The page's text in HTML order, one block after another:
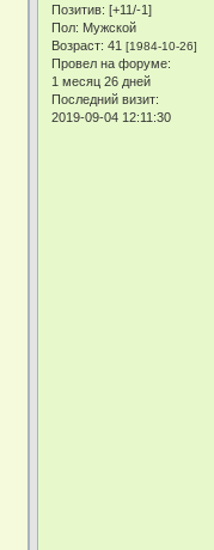
Позитив: [+11/-1]
Пол: Мужской
Возраст: 41[1984-10-26]
Провел на форуме:
1 месяц 26 дней
Последний визит:
2019-09-04 12:11:30